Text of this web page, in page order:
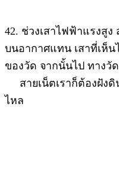
42. ช่วงเสาไฟฟ้าแรงสูง
บนอากาศแทน เสาที่เห็
ของวัด จากนั้นไป ทางวั
สายเน็ตเราก็ต้องฝังดิ
ไหล